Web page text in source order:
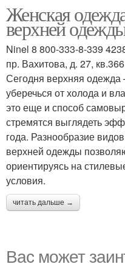
Мужская одежда
Женская
верхней
Ninel 8 800-333-8-339
пр. Вахитова, д. 27, кв.366
Сегодня верхняя одежда
уберечься от холода и
это еще и способ
стремятся выглядеть
года. Разнообразие
верхней одежды
ориентируясь на
условия.
читать дальше →
Вас может